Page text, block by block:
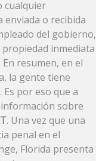
cualquier
enviada o recibida
del gobierno,
inmediata
resumen, en el
la gente tiene
por eso que a
sobre
. Una vez que una
penal en el
Florida presenta